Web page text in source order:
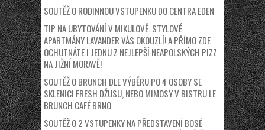
SOUTĚŽ O RODINNOU VSTUPENKU DO CENTRA EDEN
TIP NA UBYTOVÁNÍ V MIKULOVĚ: STYLOVÉ
APARTMÁNY LAVANDER VÁS OKOUZLÍ! A PŘÍMO ZDE
OCHUTNÁTE I JEDNU Z NEJLEPŠÍ NEAPOLSKÝCH PIZZ
NA JIŽNÍ MORAVĚ!
SOUTĚŽ O BRUNCH DLE VÝBĚRU PO 4 OSOBY SE
SKLENICI FRESH DŽUSU, NEBO MIMOSY V BISTRU LE
BRUNCH CAFÉ BRNO
SOUTĚŽ O 2 VSTUPENKY NA PŘEDSTAVENÍ BOSÉ